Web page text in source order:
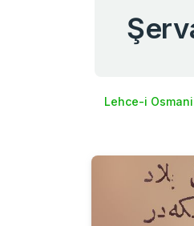
Lehce-i Osmani